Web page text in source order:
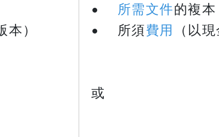
本）
• 所需文件的複
• 所須費用 （以
或